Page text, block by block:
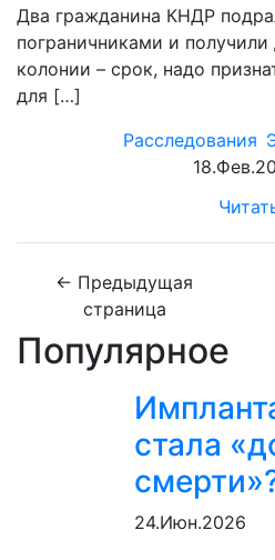
Два гражданина КНДР
пограничниками и
колонии – срок, надо
для […]
Расследования
← Предыдущая
страница
Популярное
стала
24.Июн.2026